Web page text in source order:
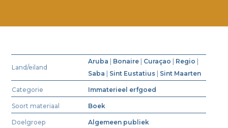
Land/eiland
Aruba Bonaire Curaçao Regio
Saba
Sint Eustatius Sint Maarten
Categorie Immaterieel erfgoed
Soort materiaal Boek
Doelgroep Algemeen publiek